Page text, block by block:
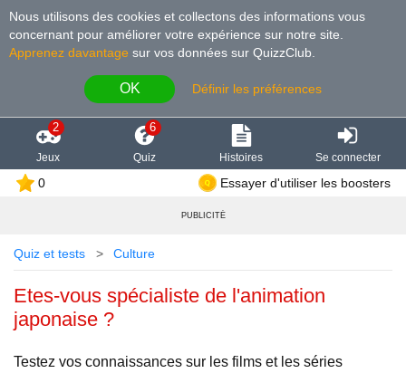
Nous utilisons des cookies et collectons des informations vous
concernant pour améliorer votre expérience sur notre site
Apprenez davantage sur vos données sur QuizzClub.
OK Définir les préférences
2
Jeux
6
Quiz Histoires Se connecter
0 Essayer d'utiliser les boosters
PUBLICITÉ
Quiz et tests Culture
Etes-vous spécialiste de l'animation
japonaise ?
Testez vos connaissances sur les films et les séries